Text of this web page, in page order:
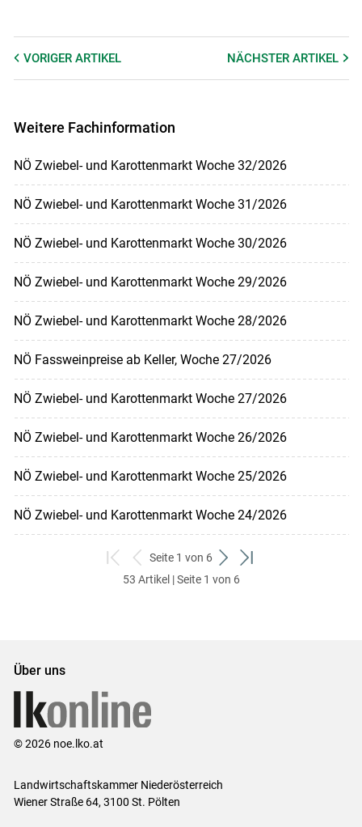
VORIGER ARTIKEL NÄCHSTERARTIKEL
Weitere Fachinformation
NÖ Zwiebel- und Karottenmarkt Woche 32/2026
NÖ Zwiebel- und Karottenmarkt Woche 31/2026
NÖ Zwiebel- und Karottenmarkt Woche 30/2026
NÖ Zwiebel- und Karottenmarkt Woche 29/2026
NÖ Zwiebel- und Karottenmarkt Woche 28/2026
NÖ Fassweinpreise ab Keller, Woche 27/2026
NÖ Zwiebel- und Karottenmarkt Woche 27/2026
NÖ Zwiebel- und Karottenmarkt Woche 26/2026
NÖ Zwiebel- und Karottenmarkt Woche 25/2026
NÖ Zwiebel- und Karottenmarkt Woche 24/2026
zum
ersten
zurück
zum
Seite 1 von 6
weiter
zum
zum
53 Artikel | Seite 1 von 6
Über uns
© 2026 noe.lko.at
Landwirtschaftskammer Niederösterreich
Wiener Straße 64, 3100 St. Pölten